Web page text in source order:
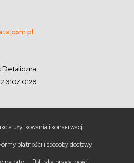
Detaliczna
3107 0128
użytkowania i konserwacji
płatności i sposoby dostawy